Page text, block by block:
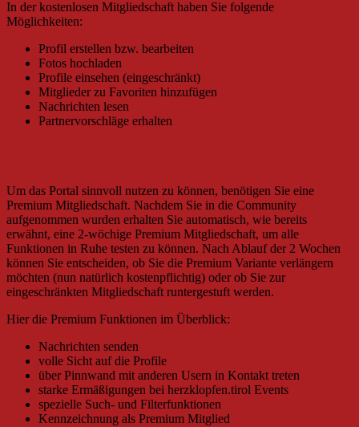
In der kostenlosen Mitgliedschaft haben Sie folgende
Möglichkeiten:
Profil erstellen bzw. bearbeiten
Fotos hochladen
Profile einsehen (eingeschränkt)
Mitglieder zu Favoriten hinzufügen
Nachrichten lesen
Partnervorschläge erhalten
Um das Portal sinnvoll nutzen zu können, benötigen Sie eine
Premium Mitgliedschaft. Nachdem Sie in die Community
aufgenommen wurden erhalten Sie automatisch, wie bereits
erwähnt, eine 2-wöchige Premium Mitgliedschaft, um alle
Funktionen in Ruhe testen zu können. Nach Ablauf der 2 Wochen
können Sie entscheiden, ob Sie die Premium Variante verlängern
möchten (nun natürlich kostenpflichtig) oder ob Sie zur
eingeschränkten Mitgliedschaft runtergestuft werden.
Hier die Premium Funktionen im Überblick:
Nachrichten senden
volle Sicht auf die Profile
über Pinnwand mit anderen Usern in Kontakt treten
starke Ermäßigungen bei herzklopfen.tirol Events
spezielle Such- und Filterfunktionen
Kennzeichnung als Premium Mitglied